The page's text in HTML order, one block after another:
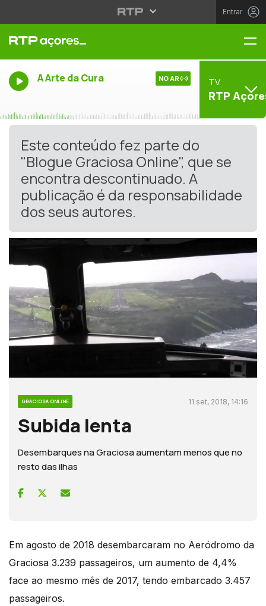
Entrar
A Arte da Cura NO AR TV
RTP
Este conteúdo fez parte do
"Blogue Graciosa Online", que se
encontra descontinuado. A
publicação é da responsabilidade
dos seus autores.
GRACIOSA ONLINE 11 set, 2018, 14:16
Subida lenta
Desembarques na Graciosa aumentam menos que no
resto das ilhas
Em agosto de 2018 desembarcaram no Aeródromo da
Graciosa 3.239 passageiros, um aumento de 4,4%
face ao mesmo mês de 2017, tendo embarcado 3.457
passageiros.